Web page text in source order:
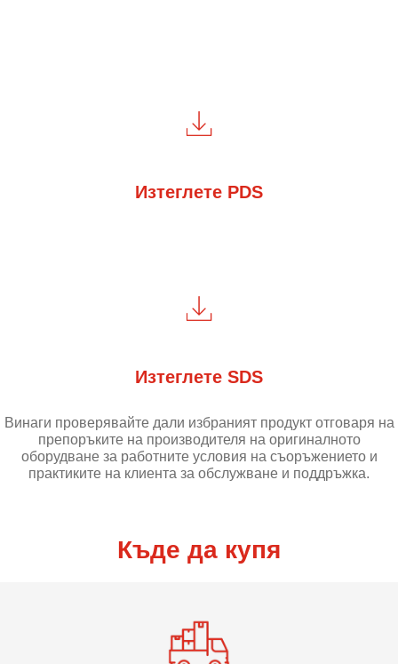
Изтеглете PDS
Изтеглете SDS
Винаги проверявайте дали избраният продукт отговаря на
препоръките на производителя на оригиналното
оборудване за работните условия на съоръжението и
практиките на клиента за обслужване и поддръжка.
Къде да купя